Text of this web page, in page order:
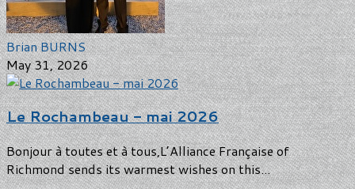
Brian BURNS
May 31, 2026
Le Rochambeau - mai 2026
Bonjour à toutes et à tous,L’Alliance Française of
Richmond sends its warmest wishes on this...